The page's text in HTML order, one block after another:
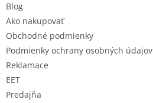
Blog
Ako nakupovať
Obchodné podmienky
Podmienky ochrany osobných údajov
Reklamace
EET
Predajňa